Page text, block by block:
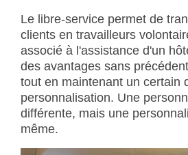
Le libre-service permet de
clients en travailleurs
associé à l'assistance d'un
des avantages sans
tout en maintenant un certain
personnalisation. Une
différente, mais une
même.